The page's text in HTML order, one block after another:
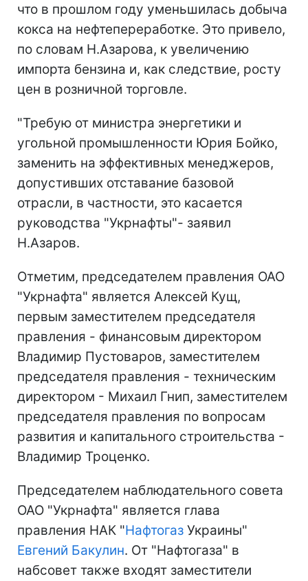
что в прошлом году уменьшилась добыча
кокса на нефтепереработке. Это привело,
по словам Н.Азарова, к увеличению
импорта бензина и, как следствие, росту
цен в розничной торговле.
"Требую от министра энергетики и
угольной промышленности Юрия Бойко,
заменить на эффективных менеджеров,
допустивших отставание базовой
отрасли, в частности, это касается
руководства "Укрнафты"- заявил
Н.Азаров.
Отметим, председателем правления ОАО
"Укрнафта" является Алексей Кущ,
первым заместителем председателя
правления - финансовым директором
Владимир Пустоваров, заместителем
председателя правления - техническим
директором - Михаил Гнип, заместителем
председателя правления по вопросам
развития и капитального строительства -
Владимир Троценко.
Председателем наблюдательного совета
ОАО "Укрнафта" является глава
правления НАК "Нафтогаз Украины"
Евгений Бакулин. От "Нафтогаза" в
набсовет также входят заместители